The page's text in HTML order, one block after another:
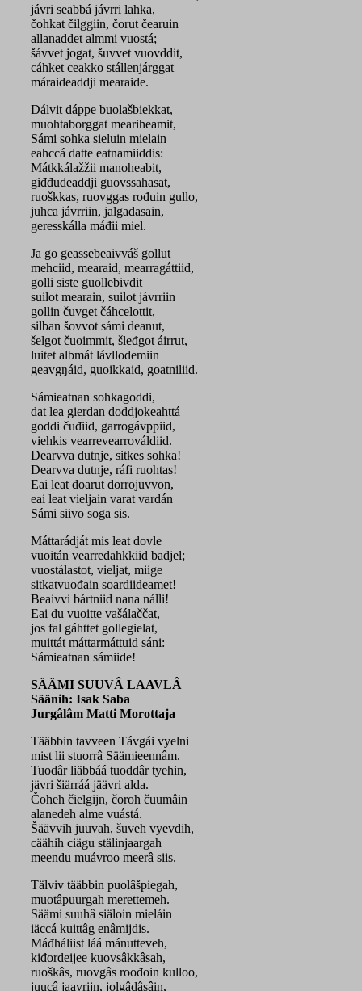
jávri seabbá jávrri lahka,
čohkat čilggiin, čorut čearuin
allanaddet almmi vuostá;
šávvet jogat, šuvvet vuovddit,
cáhket ceakko stállenjárggat
máraideaddji mearaide.
Dálvit dáppe buolašbiekkat,
muohtaborggat meariheamit,
Sámi sohka sieluin mielain
eahccá datte eatnamiiddis:
Mátkkálažžii manoheabit,
giđđudeaddji guovssahasat,
ruoškkas, ruovggas rođuin gullo,
juhca jávrriin, jalgadasain,
geresskálla máđii miel.
Ja go geassebeaivváš gollut
mehciid, mearaid, mearragáttiid,
golli siste guollebivdit
suilot mearain, suilot jávrriin
gollin čuvget čáhcelottit,
silban šovvot sámi deanut,
šelgot čuoimmit, šleđgot áirrut,
luitet albmát lávllodemiin
geavgŋáid, guoikkaid, goatniliid.
Sámieatnan sohkagoddi,
dat lea gierdan doddjokeahttá
goddi čuđiid, garrogávppiid,
viehkis vearrevearrováldiid.
Dearvva dutnje, sitkes sohka!
Dearvva dutnje, ráfi ruohtas!
Eai leat doarut dorrojuvvon,
eai leat vieljain varat vardán
Sámi siivo soga sis.
Máttarádját mis leat dovle
vuoitán vearredahkkiid badjel;
vuostálastot, vieljat, miige
sitkatvuođain soardiideamet!
Beaivvi bártniid nana nálli!
Eai du vuoitte vašálaččat,
jos fal gáhttet gollegielat,
muittát máttarmáttuid sáni:
Sámieatnan sámiide!
SÄÄMI SUUVÂ LAAVLÂ
Säänih: Isak Saba
Jurgâlâm Matti Morottaja
Tääbbin tavveen Távgái vyelni
mist lii stuorrâ Säämieennâm.
Tuodâr liäbbáá tuoddâr tyehin,
jävri šiärráá jäävri alda.
Čoheh čielgijn, čoroh čuumâin
alanedeh alme vuástá.
Šäävvih juuvah, šuveh vyevdih,
cäähih ciägu stälinjaargah
meendu muávroo meerâ siis.
Tälviv tääbbin puolâšpiegah,
muotâpuurgah merettemeh.
Säämi suuhâ siäloin mieláin
iäccá kuittâg enâmijdis.
Máđháliist láá mánutteveh,
kiđordeijee kuovsâkkâsah,
ruoškâs, ruovgâs roođoin kulloo,
juucâ jaavrijn, jolgâdâsâin,